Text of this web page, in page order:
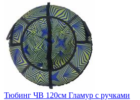
Тюбинг ЧВ 120см Гламур с ручками